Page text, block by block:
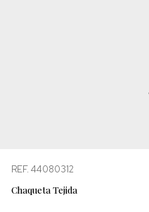
REF. 44080312
Chaqueta Tejida